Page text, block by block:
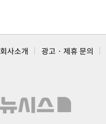
회사소개 광고 · 제휴 문의